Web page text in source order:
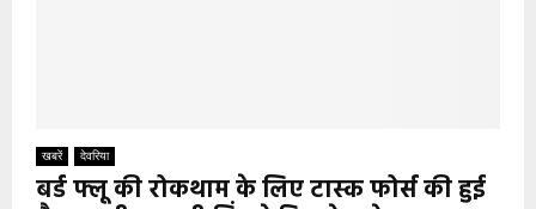
खबरें देवरिया
बर्ड फ्लू की रोकथाम के लिए टास्क फोर्स की हुई